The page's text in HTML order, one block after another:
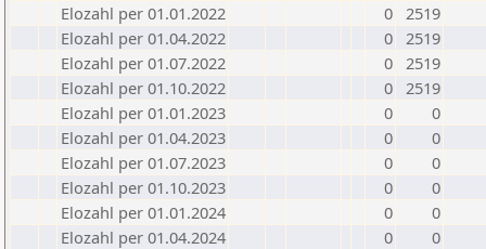
Elozahl per 01.01.2022
0 2519
Elozahl per 01.04.2022
0 2519
Elozahl per 01.07.2022
0 2519
Elozahl per 01.10.2022
0 2519
Elozahl per 01.01.2023
0
0
Elozahl per 01.04.2023
0
0
Elozahl per 01.07.2023
0
0
Elozahl per 01.10.2023
0
0
Elozahl per 01.01.2024
0
0
Elozahl per 01.04.2024
0
0